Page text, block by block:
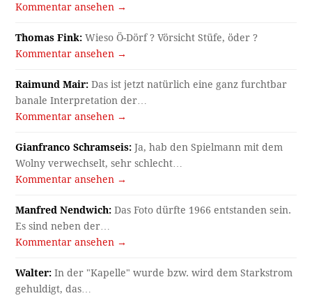
Kommentar ansehen →
Thomas Fink: Wieso Ö-Dörf ? Vörsicht Stüfe, öder ?
Kommentar ansehen →
Raimund Mair: Das ist jetzt natürlich eine ganz furchtbar
banale Interpretation der…
Kommentar ansehen →
Gianfranco Schramseis: Ja, hab den Spielmann mit dem
Wolny verwechselt, sehr schlecht…
Kommentar ansehen →
Manfred Nendwich: Das Foto dürfte 1966 entstanden sein.
Es sind neben der…
Kommentar ansehen →
Walter: In der "Kapelle" wurde bzw. wird dem Starkstrom
gehuldigt, das…